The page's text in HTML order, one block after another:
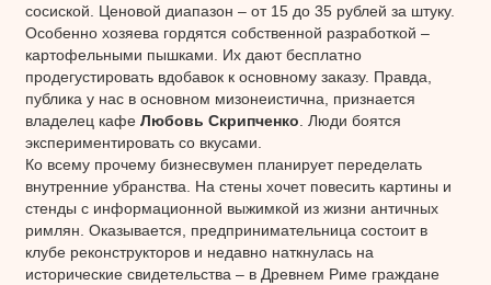
сосиской. Ценовой диапазон – от 15 до 35 рублей за штуку.
Особенно хозяева гордятся собственной разработкой –
картофельными пышками. Их дают бесплатно
продегустировать вдобавок к основному заказу. Правда,
публика у нас в основном мизонеистична, признается
владелец кафе Любовь Скрипченко . Люди боятся
экспериментировать со вкусами.
Ко всему прочему бизнесвумен планирует переделать
внутренние убранства. На стены хочет повесить картины и
стенды с информационной выжимкой из жизни античных
римлян. Оказывается, предпринимательница состоит в
клубе реконструкторов и недавно наткнулась на
исторические свидетельства – в Древнем Риме граждане